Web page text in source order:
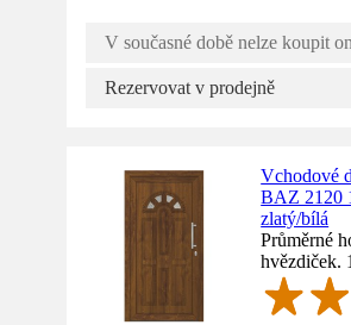
V současné době nelze koupit
Rezervovat v prodejně
Vchodové
BAZ 2120
zlatý/bílá
Průměrné
hvězdiček.